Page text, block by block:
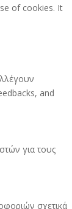
of cookies. It
and
για τους
σχετικά